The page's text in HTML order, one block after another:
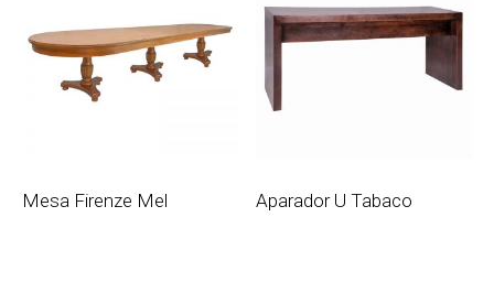
Mesa Firenze Mel Aparador U Tabaco